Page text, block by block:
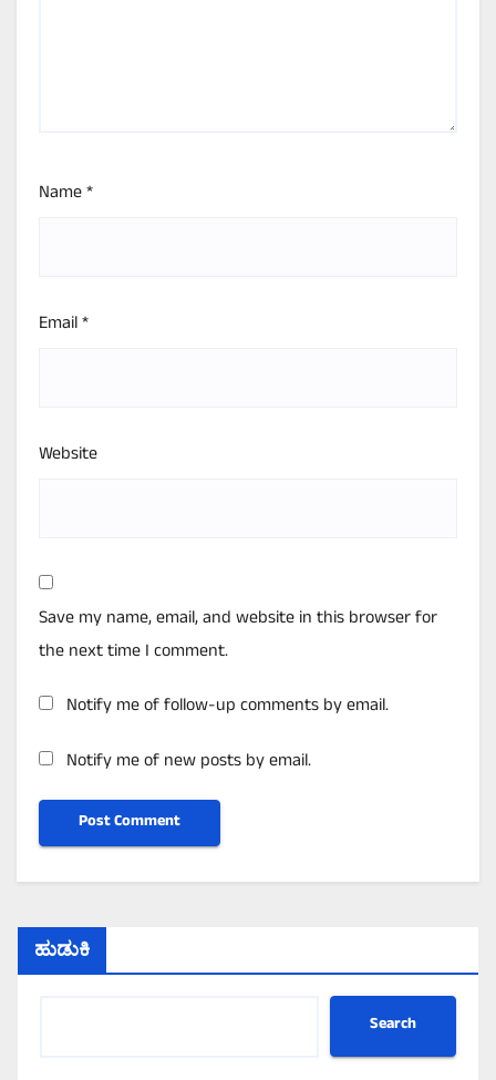
Name*
Email*
Website
Save my name, email, and website in this browser for
the next time I comment.
Notify me of follow-up comments by email.
Notify me of new posts by email.
ಹುಡುಕಿ
Search